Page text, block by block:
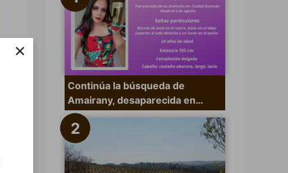
×
o
Continúa la búsqueda de
Amairany, desaparecida en…